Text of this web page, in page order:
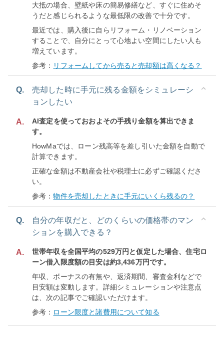
大抵の場合、壁紙や床の簡易修繕など、すぐに住めそ
うだと感じられるような最低限の改善で十分です。
最近では、購入後に自らリフォーム・リノベーション
することで、自分にとって心地よい空間にしたい人も
増えています。
参考： リフォームしてから売ると売却額は高くなる？
Q.
売却した時に手元に残る金額をシミュレーシ
ョンしたい
A.
AI査定を使っておおよその手残り金額を算出できま
す。
HowMaでは、ローン残高等を差し引いた金額を自動で
計算できます。
正確な金額は不動産会社や税理士に必ずご確認くださ
い。
参考：物件を売却したときに手元にいくら残るの？
Q.
自分の年収だと、どのくらいの価格帯のマン
ションを購入できる？
A.
世帯年収を全国平均の529万円と仮定した場合、住宅ロ
ーン借入限度額の目安は約3,436万円です。
年収、ボーナスの有無や、返済期間、審査金利などで
目安額は変動します。詳細シミュレーションや注意点
は、次の記事でご確認いただけます。
参考： ローン限度と諸費用について知る